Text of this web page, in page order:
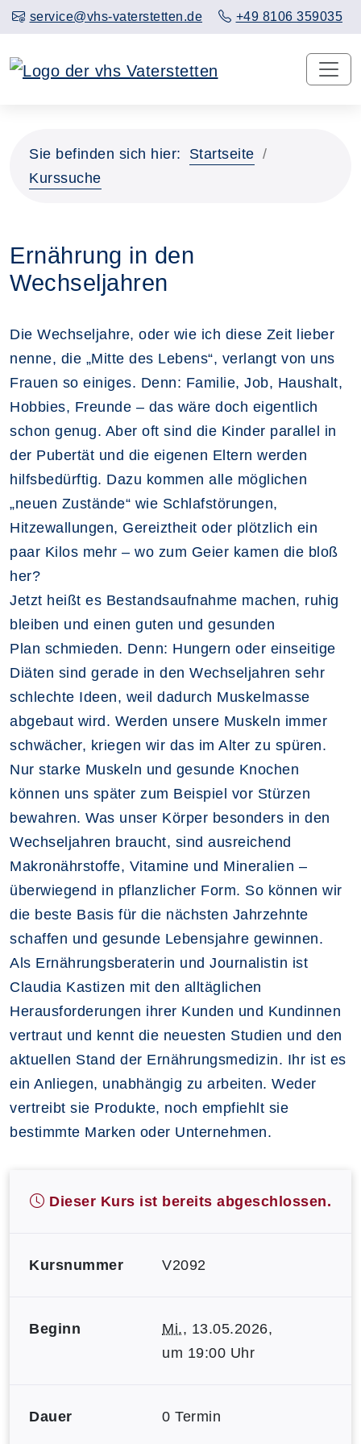
service@vhs-vaterstetten.de +49 8106 359035
Sie befinden sich hier:
Startseite
Kurssuche
Ernährung in den
Wechseljahren
Die Wechseljahre, oder wie ich diese Zeit lieber
nenne, die „Mitte des Lebens“, verlangt von uns
Frauen so einiges. Denn: Familie, Job, Haushalt,
Hobbies, Freunde – das wäre doch eigentlich
schon genug. Aber oft sind die Kinder parallel in
der Pubertät und die eigenen Eltern werden
hilfsbedürftig. Dazu kommen alle möglichen
„neuen Zustände“ wie Schlafstörungen,
Hitzewallungen, Gereiztheit oder plötzlich ein
paar Kilos mehr – wo zum Geier kamen die bloß
her?
Jetzt heißt es Bestandsaufnahme machen, ruhig
bleiben und einen guten und gesunden
Plan schmieden. Denn: Hungern oder einseitige
Diäten sind gerade in den Wechseljahren sehr
schlechte Ideen, weil dadurch Muskelmasse
abgebaut wird. Werden unsere Muskeln immer
schwächer, kriegen wir das im Alter zu spüren.
Nur starke Muskeln und gesunde Knochen
können uns später zum Beispiel vor Stürzen
bewahren. Was unser Körper besonders in den
Wechseljahren braucht, sind ausreichend
Makronährstoffe, Vitamine und Mineralien –
überwiegend in pflanzlicher Form. So können wir
die beste Basis für die nächsten Jahrzehnte
schaffen und gesunde Lebensjahre gewinnen.
Als Ernährungsberaterin und Journalistin ist
Claudia Kastizen mit den alltäglichen
Herausforderungen ihrer Kunden und Kundinnen
vertraut und kennt die neuesten Studien und den
aktuellen Stand der Ernährungsmedizin. Ihr ist es
ein Anliegen, unabhängig zu arbeiten. Weder
vertreibt sie Produkte, noch empfiehlt sie
bestimmte Marken oder Unternehmen.
Dieser Kurs ist bereits abgeschlossen.
Kursnummer V2092
Beginn Mi., 13.05.2026,
um 19:00 Uhr
Dauer 0 Termin